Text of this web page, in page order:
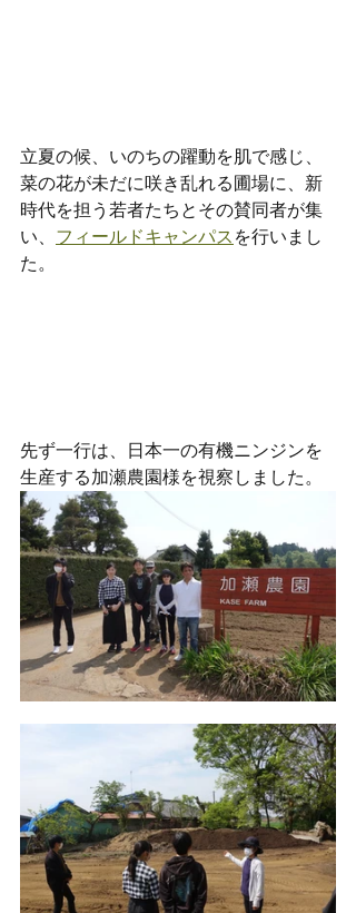
立夏の候、いのちの躍動を肌で感じ、
菜の花が未だに咲き乱れる圃場に、新
時代を担う若者たちとその賛同者が集
い、 フィールドキャンパス を行いまし
た。
先ず一行は、日本一の有機ニンジンを
生産する加瀬農園様を視察しました。